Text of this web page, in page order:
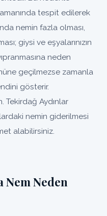
tespit edilerek
nemin fazla olması,
giysi ve eşyalarınızın
neden
geçilmezse zamanla
gösterir.
Tekirdağ Aydınlar
nemin giderilmesi
alabilirsiniz.
Nem Neden